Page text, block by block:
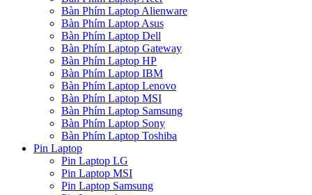
Bàn Phím Laptop Alienware
Bàn Phím Laptop Asus
Bàn Phím Laptop Dell
Bàn Phím Laptop Gateway
Bàn Phím Laptop HP
Bàn Phím Laptop IBM
Bàn Phím Laptop Lenovo
Bàn Phím Laptop MSI
Bàn Phím Laptop Samsung
Bàn Phím Laptop Sony
Bàn Phím Laptop Toshiba
Pin Laptop
Pin Laptop LG
Pin Laptop MSI
Pin Laptop Samsung